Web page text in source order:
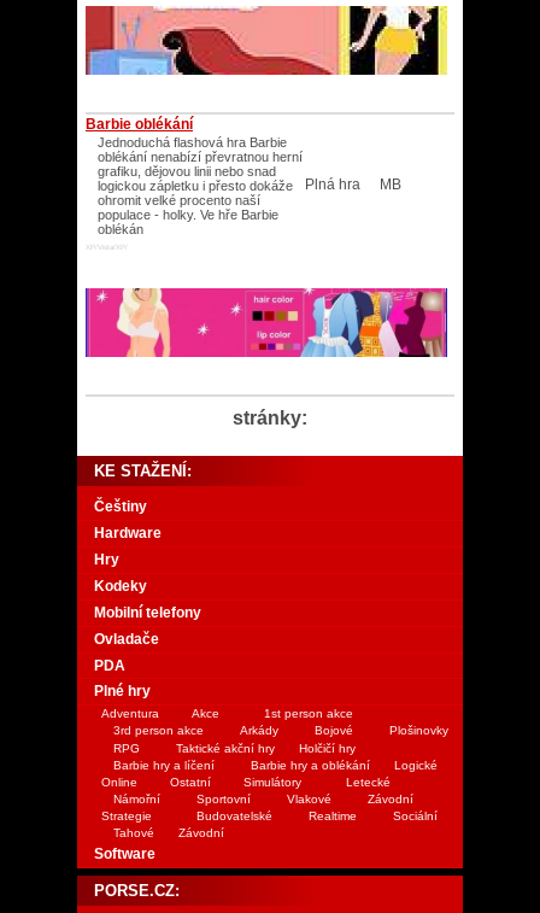
Barbie oblékání
Jednoduchá flashová hra Barbie
oblékání nenabízí převratnou herní
grafiku, dějovou linii nebo snad
logickou zápletku i přesto dokáže
ohromit velké procento naší
populace - holky. Ve hře Barbie
oblékán
XP/Vista/XP/
Plná hra MB
stránky:
KE STAŽENÍ:
Češtiny
Hardware
Hry
Kodeky
Mobilní telefony
Ovladače
PDA
Plné hry
Adventura Akce
1st person akce
3rd person akce
Arkády Bojové
Plošinovky
RPG
Taktické akční hry
Holčičí hry
Barbie hry a líčení
Barbie hry a oblékání
Logické
Online
Ostatní Simulátory
Letecké
Námořní
Sportovní Vlakové
Závodní
Strategie
Budovatelské Realtime
Sociální
Tahové
Závodní
Software
PORSE.CZ: